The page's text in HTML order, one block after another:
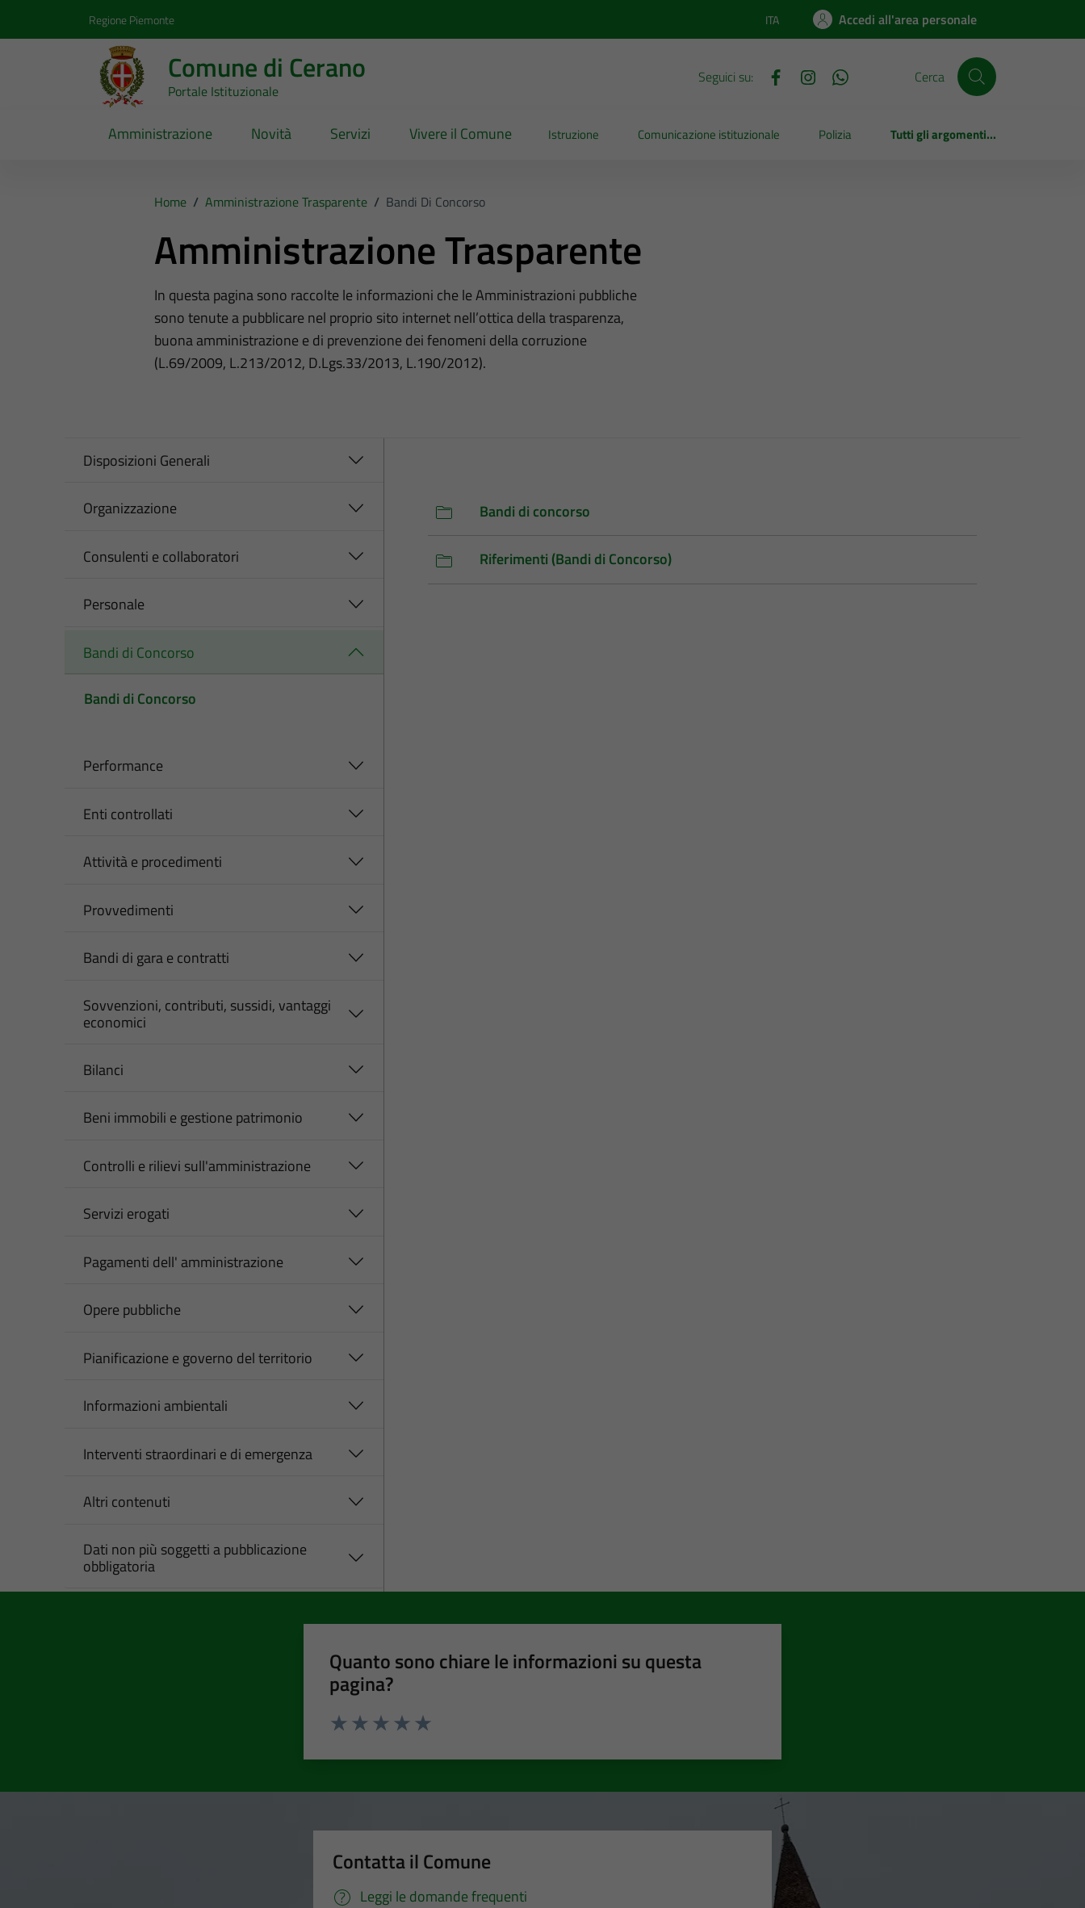
Regione Piemonte Lingua attiva:
ITA Accedi all'area personale
Comune di Cerano
Portale Istituzionale
Seguici su: Cerca
Amministrazione Novità Servizi Vivere il Comune Istruzione Comunicazione istituzionale Polizia Tutti gli argomenti...
Home / Amministrazione Trasparente / Bandi Di Concorso
Amministrazione Trasparente
In questa pagina sono raccolte le informazioni che le Amministrazioni pubbliche
sono tenute a pubblicare nel proprio sito internet nell’ottica della trasparenza,
buona amministrazione e di prevenzione dei fenomeni della corruzione
(L.69/2009, L.213/2012, D.Lgs.33/2013, L.190/2012).
Disposizioni Generali
Organizzazione
Consulenti e collaboratori
Personale
Bandi di Concorso
Bandi di Concorso
Performance
Enti controllati
Attività e procedimenti
Provvedimenti
Bandi di gara e contratti
Sovvenzioni, contributi, sussidi, vantaggi
economici
Bilanci
Beni immobili e gestione patrimonio
Controlli e rilievi sull'amministrazione
Servizi erogati
Pagamenti dell' amministrazione
Opere pubbliche
Pianificazione e governo del territorio
Informazioni ambientali
Interventi straordinari e di emergenza
Altri contenuti
Dati non più soggetti a pubblicazione
obbligatoria
Bandi di concorso
Riferimenti (Bandi di Concorso)
Quanto sono chiare le informazioni su questa
pagina?
Contatta il Comune
Leggi le domande frequenti